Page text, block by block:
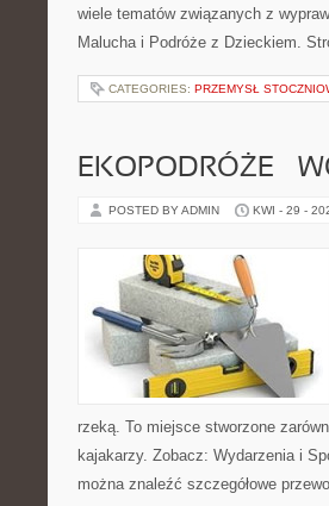
wiele tematów związanych z
Malucha i Podróże z Dzieckiem.
CATEGORIES: PRZEMYSŁ
EKOPODRÓŻE –
POSTED BY ADMIN KWI - 29 -
rzeką. To miejsce stworzone
kajakarzy. Zobacz: Wydarzenia i
można znaleźć szczegółowe